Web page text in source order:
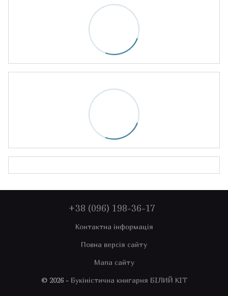
+38 (096) 198-36-17
Контактна інформація
Повна версія сайту
Мапа сайту
© 2026 - Букіністична книгарня БІЛИЙ КІТ